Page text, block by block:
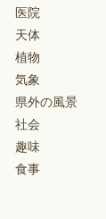
医院
天体
植物
気象
県外の風景
社会
趣味
食事